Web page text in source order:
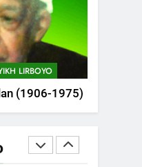
LIRBOYO
(1906-1975)
Gelar
LIRBOYO
Bersama
Jawa Timur
LIRBOYO